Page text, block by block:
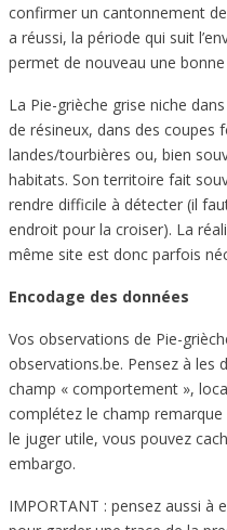
confirmer un cantonnement
a réussi, la période qui suit
permet de nouveau une
La Pie-grièche grise niche
de résineux, dans des coupes
landes/tourbières ou, bien
habitats. Son territoire fait
rendre difficile à détecter (il
endroit pour la croiser). La
même site est donc parfois
Encodage des données
Vos observations de Pie-
observations.be. Pensez à les
champ « comportement »,
complétez le champ remarque
le juger utile, vous pouvez
embargo.
IMPORTANT : pensez aussi à